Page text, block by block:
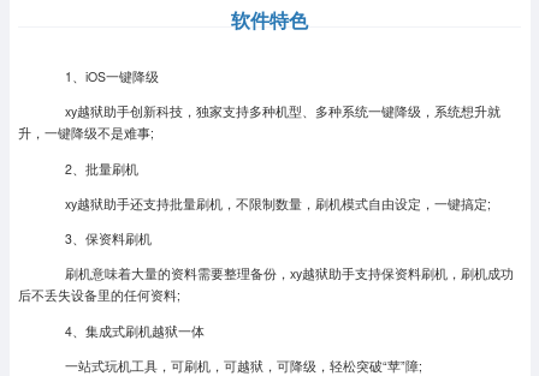
软件特色
1、iOS一键降级
xy越狱助手创新科技，独家支持多种机型、多种系统一键降级，系统想升就
升，一键降级不是难事;
2、批量刷机
xy越狱助手还支持批量刷机，不限制数量，刷机模式自由设定，一键搞定;
3、保资料刷机
刷机意味着大量的资料需要整理备份，xy越狱助手支持保资料刷机，刷机成功
后不丢失设备里的任何资料;
4、集成式刷机越狱一体
一站式玩机工具，可刷机，可越狱，可降级，轻松突破“苹”障;